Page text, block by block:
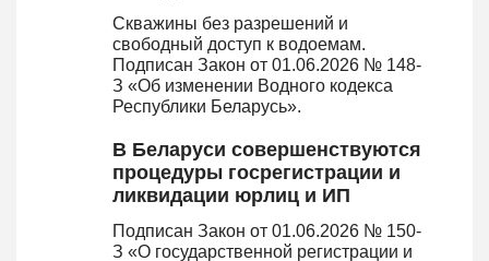
Скважины без разрешений и
свободный доступ к водоемам.
Подписан Закон от 01.06.2026 № 148-
З «Об изменении Водного кодекса
Республики Беларусь».
В Беларуси совершенствуются
процедуры госрегистрации и
ликвидации юрлиц и ИП
Подписан Закон от 01.06.2026 № 150-
З «О государственной регистрации и